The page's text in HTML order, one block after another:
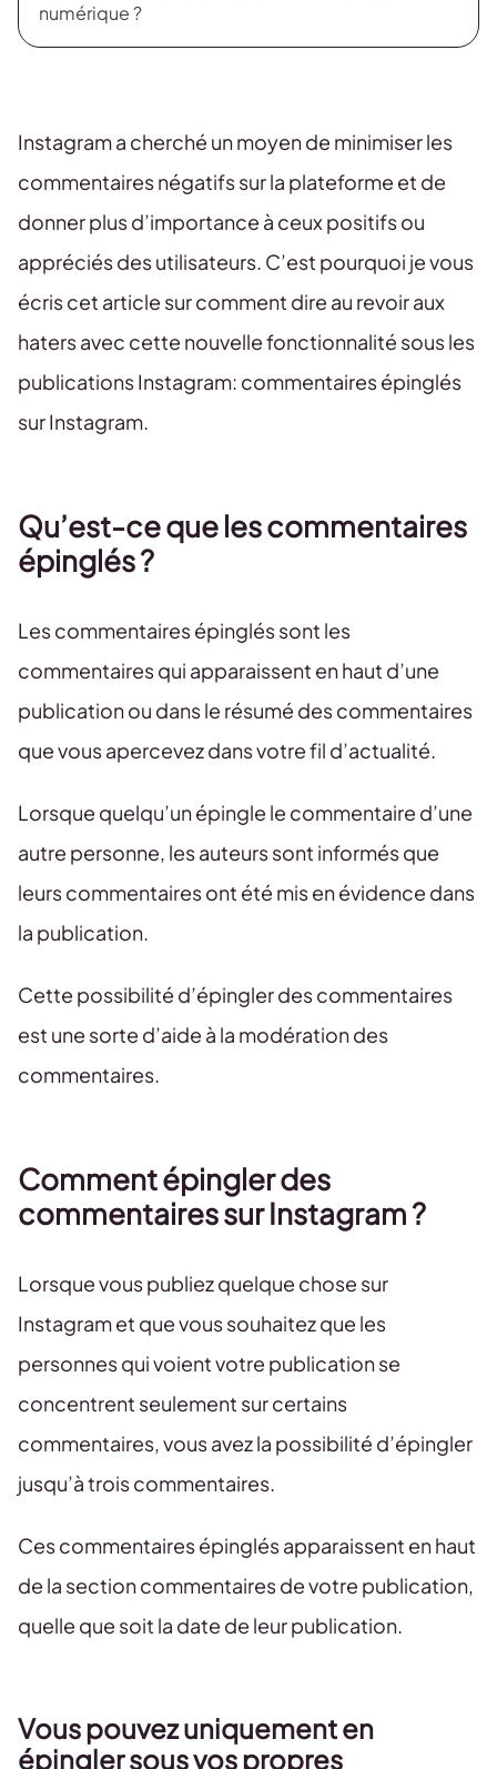
numérique ?
Instagram a cherché un moyen de minimiser les
commentaires négatifs sur la plateforme et de
donner plus d’importance à ceux positifs ou
appréciés des utilisateurs. C’est pourquoi je vous
écris cet article sur comment dire au revoir aux
haters avec cette nouvelle fonctionnalité sous les
publications Instagram: commentaires épinglés
sur Instagram.
Qu’est-ce que les commentaires
épinglés ?
Les commentaires épinglés sont les
commentaires qui apparaissent en haut d’une
publication ou dans le résumé des commentaires
que vous apercevez dans votre fil d’actualité.
Lorsque quelqu’un épingle le commentaire d’une
autre personne, les auteurs sont informés que
leurs commentaires ont été mis en évidence dans
la publication.
Cette possibilité d’épingler des commentaires
est une sorte d’aide à la modération des
commentaires.
Comment épingler des
commentaires sur Instagram ?
Lorsque vous publiez quelque chose sur
Instagram et que vous souhaitez que les
personnes qui voient votre publication se
concentrent seulement sur certains
commentaires, vous avez la possibilité d’épingler
jusqu’à trois commentaires.
Ces commentaires épinglés apparaissent en haut
de la section commentaires de votre publication,
quelle que soit la date de leur publication.
Vous pouvez uniquement en
épingler sous vos propres